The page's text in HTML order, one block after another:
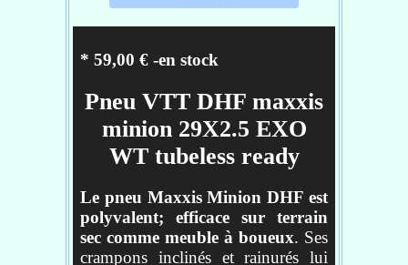
* 59,00 € -en stock
Pneu VTT DHF maxxis
minion 29X2.5 EXO
WT tubeless ready
Le pneu Maxxis Minion DHF est
polyvalent; efficace sur terrain
sec comme meuble à boueux. Ses
crampons inclinés et rainurés lui